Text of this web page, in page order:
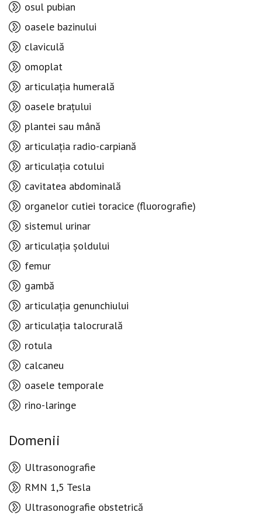
osul pubian
oasele bazinului
claviculă
omoplat
articulația humerală
oasele brațului
plantei sau mână
articulația radio-carpiană
articulația cotului
cavitatea abdominală
organelor cutiei toracice (fluorografie)
sistemul urinar
articulația șoldului
femur
gambă
articulația genunchiului
articulația talocrurală
rotula
calcaneu
oasele temporale
rino-laringe
Domenii
Ultrasonografie
RMN 1,5 Tesla
Ultrasonografie obstetrică